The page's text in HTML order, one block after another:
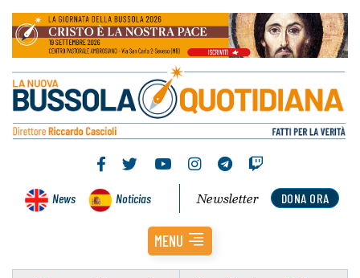
News Noticias DONA ORA
Newsletter
MENU